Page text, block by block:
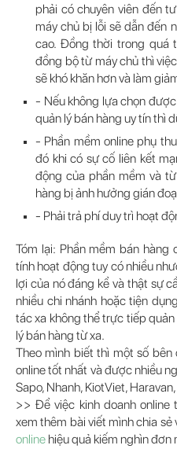
phải có chuyên viên đến
máy chủ bị lỗi sẽ dẫn đến
cao. Đồng thời trong quá
đồng bộ từ máy chủ thì
sẽ khó khăn hơn và làm
- Nếu không lựa chọn
quản lý bán hàng uy tín thì
- Phần mềm online phụ
đó khi có sự cố liên kết
động của phần mềm và
hàng bị ảnh hưởng gián
- Phải trả phí duy trì hoạt
Tóm lại: Phần mềm bán hàng
tính hoạt động tuy có nhiều
lợi của nó đáng kể và thật sự
nhiều chi nhánh hoặc tiện
tác xa không thể trực tiếp
lý bán hàng từ xa.
Theo mình biết thì một số
online tốt nhất và được nhiều
Sapo, Nhanh, KiotViet,
>> Để việc kinh doanh online
xem thêm bài viết mình chia sẻ
online hiệu quả kiếm nghìn đơn